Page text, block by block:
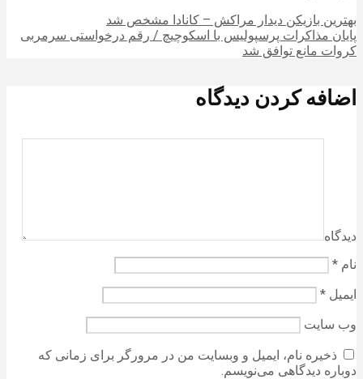
بهترین بازیکن دیدار مراکش – کانادا مشخص شد
پایان مذاکرات پرسپولیس با اسکوچیچ / رقم درخواستی سرمربی
کروات مانع توافق شد
اضافه کردن دیدگاه
دیدگاه
نام *
ایمیل *
وب‌ سایت
ذخیره نام، ایمیل و وبسایت من در مرورگر برای زمانی که
دوباره دیدگاهی می‌نویسم.